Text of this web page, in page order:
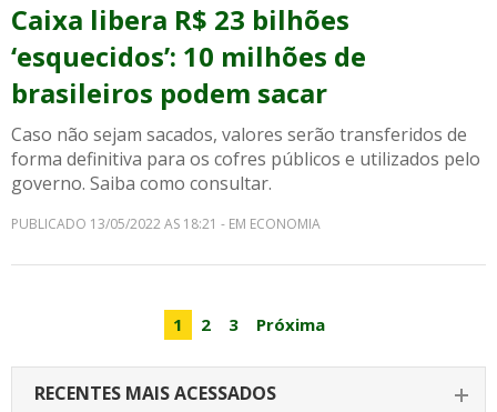
Caixa libera R$ 23 bilhões
‘esquecidos’: 10 milhões de
brasileiros podem sacar
Caso não sejam sacados, valores serão transferidos de
forma definitiva para os cofres públicos e utilizados pelo
governo. Saiba como consultar.
PUBLICADO 13/05/2022 AS 18:21 - EM ECONOMIA
1 2 3 Próxima
RECENTES MAIS ACESSADOS